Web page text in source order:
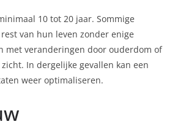
10 tot 20 jaar. Sommige
van hun leven zonder enige
met veranderingen door ouderdom of
In dergelijke gevallen kan een
weer optimaliseren.